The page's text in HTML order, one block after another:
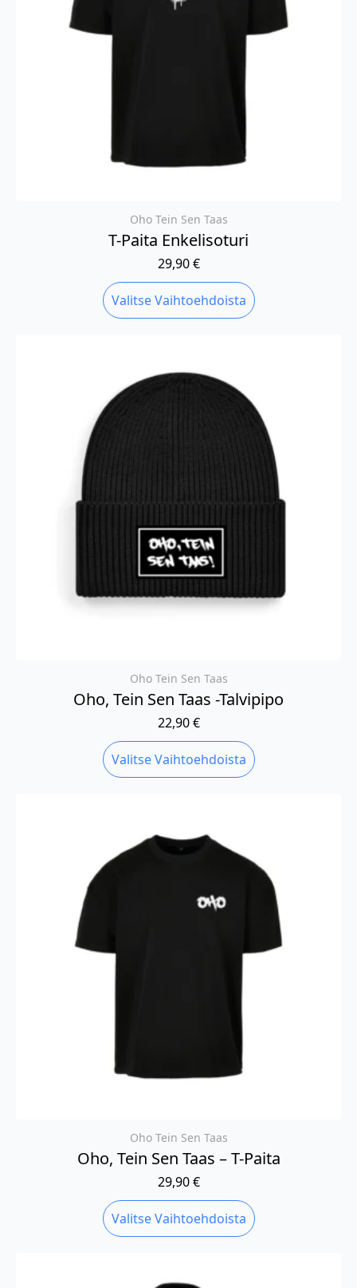
Oho Tein Sen Taas
T-Paita Enkelisoturi
29,90€
Valitse Vaihtoehdoista
Tällä
tuotteella
tehdä
valinnat
tuotteen
Oho Tein Sen Taas
Oho, Tein Sen Taas -talvipipo
22,90€
Valitse Vaihtoehdoista
Tällä
tuotteella
on
tehdä
valinnat
Oho Tein Sen Taas
Oho, Tein Sen Taas – T-Paita
29,90€
Valitse Vaihtoehdoista
Tällä
tuotteella
on
muunnelma.